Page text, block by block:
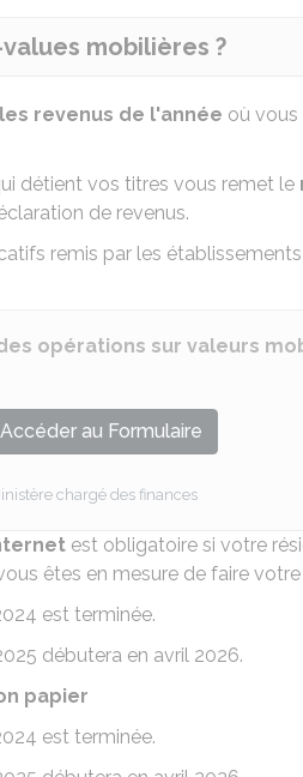
mobilières ?
revenus de l'année où
détient vos titres vous remet le
de revenus.
remis par les
opérations sur valeurs
Accéder au Formulaire
chargé des finances
est obligatoire si votre
êtes en mesure de faire
est terminée.
débutera en avril 2026.
papier
est terminée.